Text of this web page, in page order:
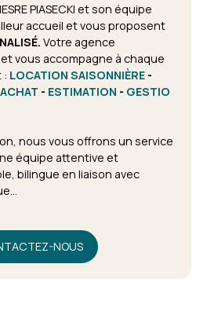
PIASECKI et son équipe
accueil et vous proposent
Votre agence
vous accompagne à chaque
: LOCATION SAISONNIÈRE -
ACHAT - ESTIMATION - GESTIO
nous vous offrons un service
équipe attentive et
bilingue en liaison avec
NOUS